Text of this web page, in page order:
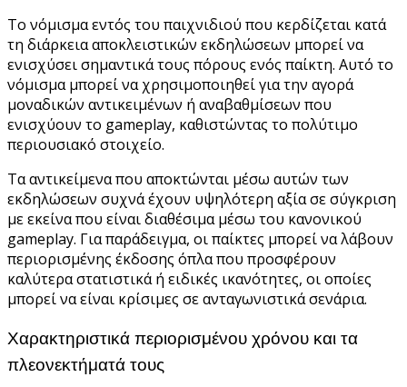
Το νόμισμα εντός του παιχνιδιού που κερδίζεται κατά
τη διάρκεια αποκλειστικών εκδηλώσεων μπορεί να
ενισχύσει σημαντικά τους πόρους ενός παίκτη. Αυτό το
νόμισμα μπορεί να χρησιμοποιηθεί για την αγορά
μοναδικών αντικειμένων ή αναβαθμίσεων που
ενισχύουν το gameplay, καθιστώντας το πολύτιμο
περιουσιακό στοιχείο.
Τα αντικείμενα που αποκτώνται μέσω αυτών των
εκδηλώσεων συχνά έχουν υψηλότερη αξία σε σύγκριση
με εκείνα που είναι διαθέσιμα μέσω του κανονικού
gameplay. Για παράδειγμα, οι παίκτες μπορεί να λάβουν
περιορισμένης έκδοσης όπλα που προσφέρουν
καλύτερα στατιστικά ή ειδικές ικανότητες, οι οποίες
μπορεί να είναι κρίσιμες σε ανταγωνιστικά σενάρια.
Χαρακτηριστικά περιορισμένου χρόνου και τα
πλεονεκτήματά τους